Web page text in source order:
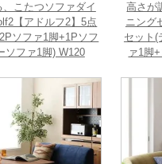
こたつソファダイ
【アドルフ2】5点
ソファ1脚+1Pソフ
ソファ1脚) W120
高さが
ニング
セット(
ァ1脚